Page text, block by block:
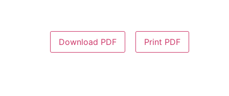
Download PDF Print PDF